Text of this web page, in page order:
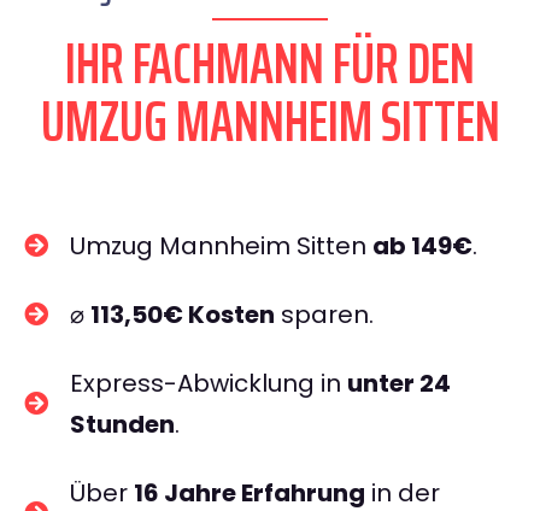
IHR FACHMANN FÜR DEN
UMZUG MANNHEIM SITTEN
Umzug Mannheim Sitten ab 149€.
⌀ 113,50€ Kosten sparen.
Express-Abwicklung in unter 24
Stunden.
Über 16 Jahre Erfahrung in der